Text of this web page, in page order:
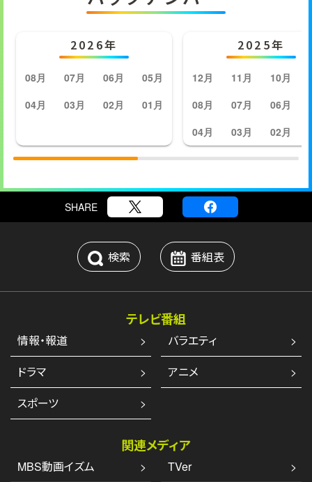
2026年
08月 07月 06月
05月
04月
03月 02月 01月
2025年
12月 11月 10月
08月
07月 06月
04月
03月 02月
SHARE
検索 番組表
テレビ番組
情報・報道
バラエティ
ドラマ
アニメ
スポーツ
関連メディア
MBS動画イズム TVer